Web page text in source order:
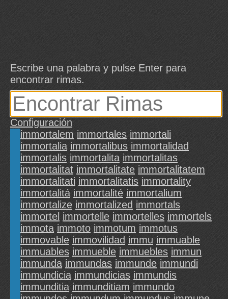
Escribe una palabra y pulse Enter para
encontrar rimas.
Configuración
immortalem immortales immortali
immortalia immortalibus immortalidad
immortalis immortalita immortalitas
immortalitat immortalitate immortalitatem
immortalitati immortalitatis immortality
immortalitá immortalité immortalium
immortalize immortalized immortals
immortel immortelle immortelles immortels
immota immoto immotum immotus
immovable immovilidad immu immuable
immuables immueble immuebles immun
immunda immundas immunde immundi
immundicia immundicias immundis
immunditia immunditiam immundo